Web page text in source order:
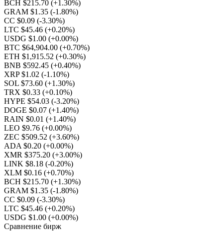
BCH $215.70 (+1.30%)
GRAM $1.35 (-1.80%)
CC $0.09 (-3.30%)
LTC $45.46 (+0.20%)
USDG $1.00 (+0.00%)
BTC $64,904.00 (+0.70%)
ETH $1,915.52 (+0.30%)
BNB $592.45 (+0.40%)
XRP $1.02 (-1.10%)
SOL $73.60 (+1.30%)
TRX $0.33 (+0.10%)
HYPE $54.03 (-3.20%)
DOGE $0.07 (+1.40%)
RAIN $0.01 (+1.40%)
LEO $9.76 (+0.00%)
ZEC $509.52 (+3.60%)
ADA $0.20 (+0.00%)
XMR $375.20 (+3.00%)
LINK $8.18 (-0.20%)
XLM $0.16 (+0.70%)
BCH $215.70 (+1.30%)
GRAM $1.35 (-1.80%)
CC $0.09 (-3.30%)
LTC $45.46 (+0.20%)
USDG $1.00 (+0.00%)
Сравнение бирж